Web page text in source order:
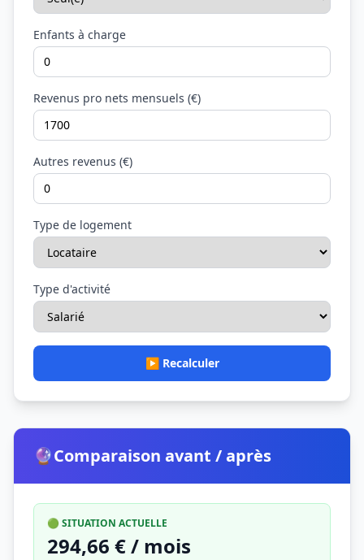
Enfants à charge
Revenus pro nets mensuels (€)
Autres revenus (€)
Type de logement
Type d'activité
▶️ Recalculer
🔮Comparaison avant / après
🟢 SITUATION ACTUELLE
294,66 € / mois